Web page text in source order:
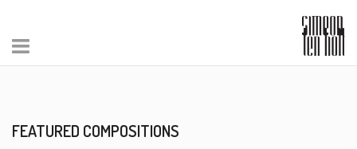
FEATURED COMPOSITIONS